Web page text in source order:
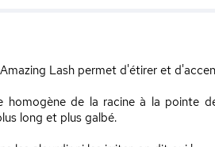
Lash permet d'étirer et
de la racine à la pointe
long et plus galbé.